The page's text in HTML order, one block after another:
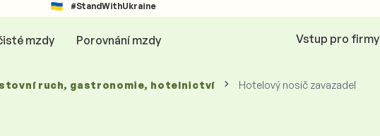
#StandWithUkraine
mzdy Porovnání mzdy Vstup pro firmy
ruch, gastronomie, hotelnictví Hotelový nosič zavazadel